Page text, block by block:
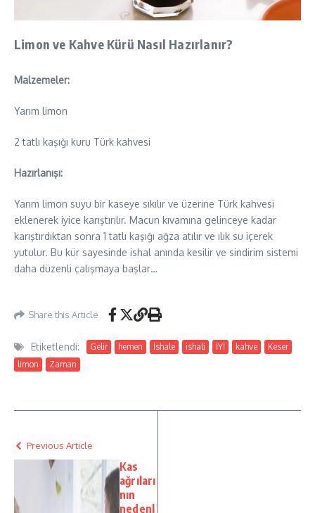
Limon ve Kahve Kürü Nasıl Hazırlanır?
Malzemeler:
Yarım limon
2 tatlı kaşığı kuru Türk kahvesi
Hazırlanışı:
Yarım limon suyu bir kaseye sıkılır ve üzerine Türk kahvesi
eklenerek iyice karıştırılır. Macun kıvamına gelinceye kadar
karıştırdıktan sonra 1 tatlı kaşığı ağza atılır ve ılık su içerek
yutulur. Bu kür sayesinde ishal anında kesilir ve sindirim sistemi
daha düzenli çalışmaya başlar…
Share this Article
Etiketlendi: Gelir hemen İshale ishali İYİ kahve
Keser
limon
Zaman
Previous Article
Kas
ağrıları
nın
nedenl